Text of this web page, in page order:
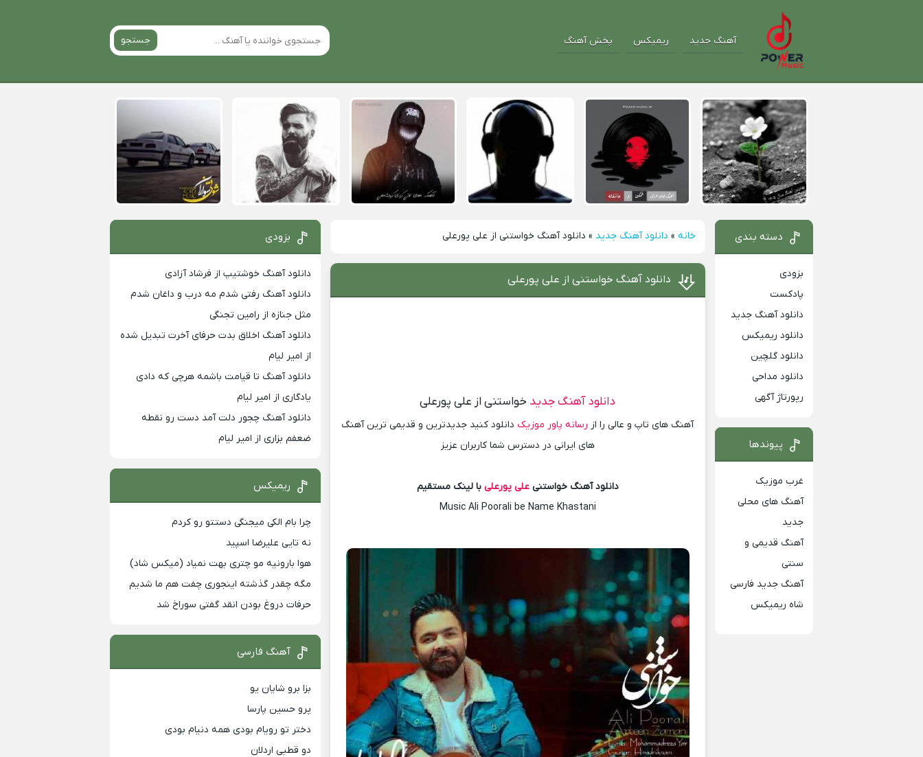
آهنگ جدید ریمیکس پخش آهنگ جستجو
خانه » دانلود آهنگ جدید » دانلود آهنگ خواستنی از علی پورعلی
دانلود آهنگ خواستنی از علی پورعلی
دانلود آهنگ جدید خواستنی از علی پورعلی
آهنگ های تاپ و عالی را از رسانه پاور موزیک دانلود کنید جدیدترین و قدیمی ترین آهنگ
های ایرانی در دسترس شما کاربران عزیز
دانلود آهنگ خواستنیعلی پورعلی با لینک مستقیم
Music Ali Poorali be Name Khastani
دسته بندی
بزودی
پادکست
دانلود آهنگ جدید
دانلود ریمیکس
دانلود گلچین
دانلود مداحی
رپورتاژ آگهی
پیوندها
غرب موزیک
آهنگ های محلی
جدید
آهنگ قدیمی و
سنتی
آهنگ جدید فارسی
شاه ریمیکس
بزودی
دانلود آهنگ خوشتیپ از فرشاد آزادی
دانلود آهنگ رفتی شدم مه درب و داغان شدم
مثل جنازه از رامین تجنگی
دانلود آهنگ اخلاق بدت حرفای آخرت تبدیل شده
از امیر لیام
دانلود آهنگ تا قیامت باشمه هرچی که دادی
یادگاری از امیر لیام
دانلود آهنگ چجور دلت آمد دست رو نقطه
ضعفم بزاری از امیر لیام
ریمیکس
چرا بام الکی میجنگی دستتو رو کردم
نه تایی علیرضا اسپید
هوا بارونیه مو چتری بهت نمیاد (میکس شاد)
مگه چقدر گذشته اینجوری چفت هم ما شدیم
حرفات دروغ بودن انقد گفتی سوراخ شد
آهنگ فارسی
بزا برو شایان یو
پرو حسین پارسا
دختر تو رویام بودی همه دنیام بودی
دو قطبی اردلان